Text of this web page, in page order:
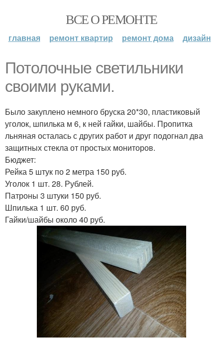
ВСЕ О РЕМОНТЕ
главная ремонт квартир ремонт дома дизайн
Потолочные светильники
своими руками.
Было закуплено немного бруска 20*30, пластиковый
уголок, шпилька м 6, к ней гайки, шайбы. Пропитка
льняная осталась с других работ и друг подогнал два
защитных стекла от простых мониторов.
Бюджет:
Рейка 5 штук по 2 метра 150 руб.
Уголок 1 шт. 28. Рублей.
Патроны 3 штуки 150 руб.
Шпилька 1 шт. 60 руб.
Гайки/шайбы около 40 руб.